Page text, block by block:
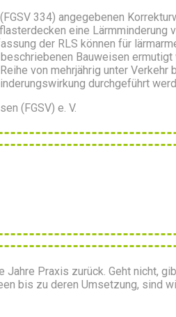
334) angegebenen
eine
der RLS können für
Bauweisen
von mehrjährig unter
durchgeführt
(FGSV) e. V.
Praxis zurück. Geht nicht,
bis zu deren Umsetzung, sind